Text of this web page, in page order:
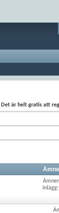
Det är helt gratis att